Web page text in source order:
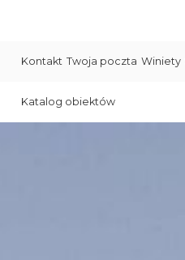
Kontakt Twoja poczta Winiety
Katalog obiektów